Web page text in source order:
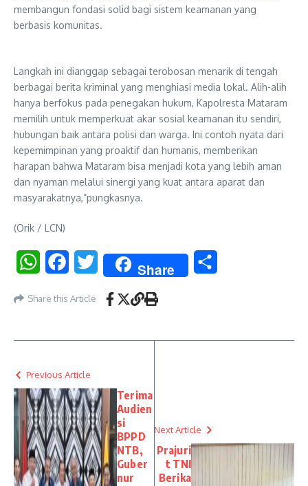
membangun fondasi solid bagi sistem keamanan yang
berbasis komunitas.
Langkah ini dianggap sebagai terobosan menarik di tengah
berbagai berita kriminal yang menghiasi media lokal. Alih-alih
hanya berfokus pada penegakan hukum, Kapolresta Mataram
memilih untuk memperkuat akar sosial keamanan itu sendiri,
hubungan baik antara polisi dan warga. Ini contoh nyata dari
kepemimpinan yang proaktif dan humanis, memberikan
harapan bahwa Mataram bisa menjadi kota yang lebih aman
dan nyaman melalui sinergi yang kuat antara aparat dan
masyarakatnya,”pungkasnya.
(Orik / LCN)
WhatsAppFacebookTwitter Share
Share this Article
Previous Article
Terima
Audien
si
BPPD
NTB,
Guber
nur
Next Article
Prajuri
t TNI
Berika